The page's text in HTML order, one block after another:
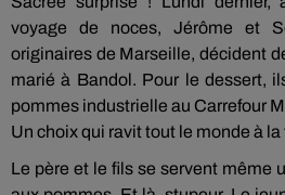
voyage de noces, Jérôme et
originaires de Marseille, décident
marié à Bandol. Pour le dessert,
pommes industrielle au Carrefour
Un choix qui ravit tout le monde à la
Le père et le fils se servent même